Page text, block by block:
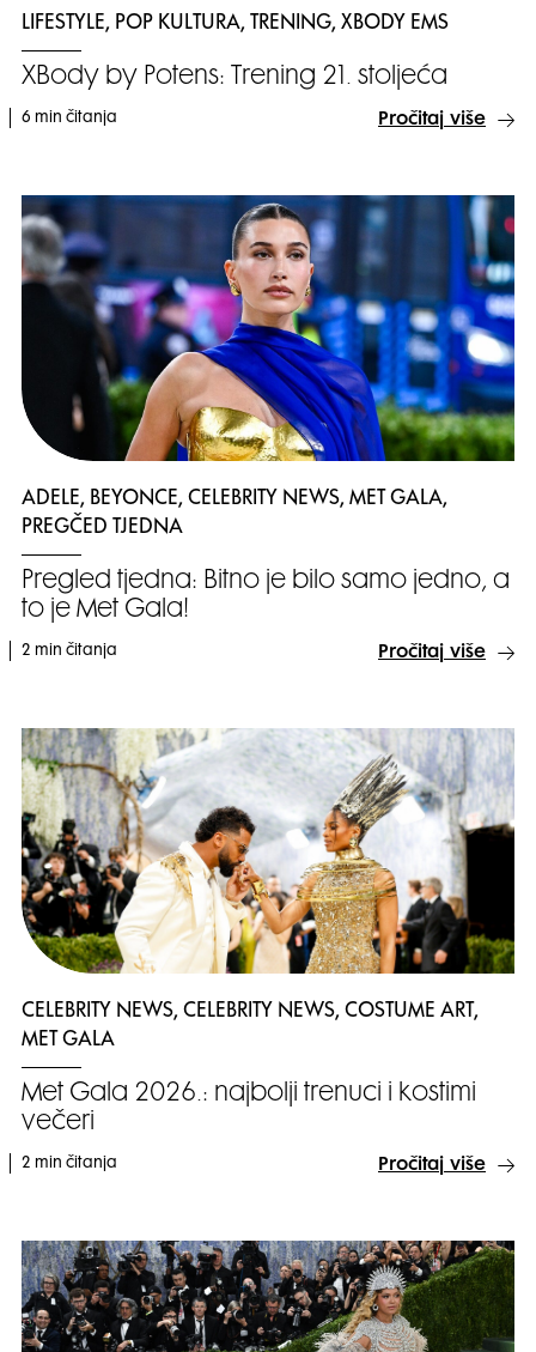
LIFESTYLE, POP KULTURA, TRENING, XBODY EMS
XBody by Potens: Trening 21. stoljeća
6 min čitanja Pročitaj više
ADELE, BEYONCE, CELEBRITY NEWS, MET GALA,
PREGČED TJEDNA
Pregled tjedna: Bitno je bilo samo jedno, a
to je Met Gala!
2 min čitanja Pročitaj više
CELEBRITY NEWS, CELEBRITY NEWS, COSTUME ART,
MET GALA
Met Gala 2026.: najbolji trenuci i kostimi
večeri
2 min čitanja Pročitaj više